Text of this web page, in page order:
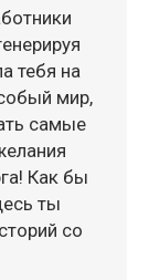
тебя на
мир,
самые
Как бы
ты
со